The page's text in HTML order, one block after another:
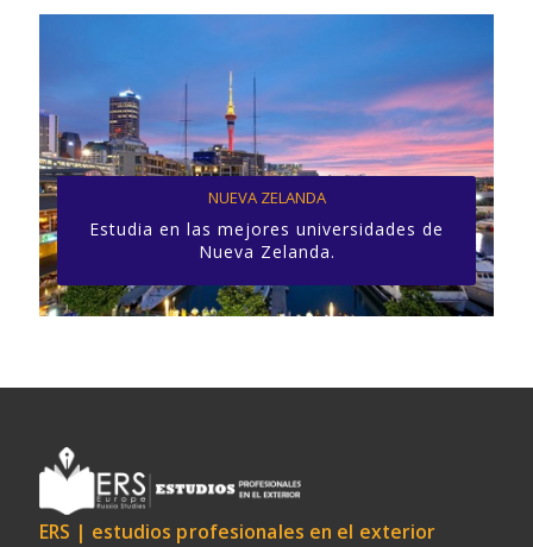
NUEVA ZELANDA
Estudia en las mejores universidades de
Nueva Zelanda.
ERS | estudios profesionales en el exterior